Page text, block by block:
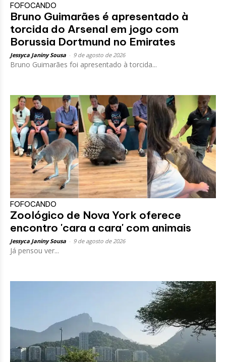
FOFOCANDO
Bruno Guimarães é apresentado à
torcida do Arsenal em jogo com
Borussia Dortmund no Emirates
Jessyca Janiny Sousa 9 de agosto de 2026
Bruno Guimarães foi apresentado à torcida...
FOFOCANDO
Zoológico de Nova York oferece
encontro 'cara a cara' com animais
Jessyca Janiny Sousa 9 de agosto de 2026
Já pensou ver...